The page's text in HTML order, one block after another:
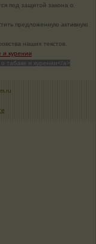
под защитой закона о
предложенную активную
наших текстов.
и курении
табаке и курении</a>